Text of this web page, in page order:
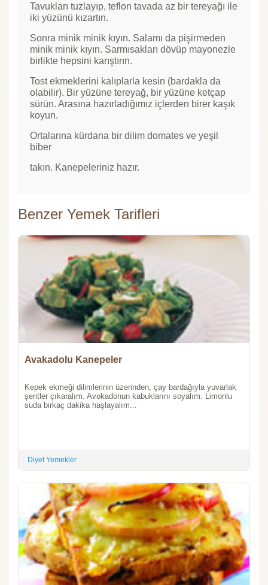
Tavukları tuzlayıp, teflon tavada az bir tereyağı ile
iki yüzünü kızartın.
Sonra minik minik kıyın. Salamı da pişirmeden
minik minik kıyın. Sarmısakları dövüp mayonezle
birlikte hepsini karıştırın.
Tost ekmeklerini kalıplarla kesin (bardakla da
olabilir). Bir yüzüne tereyağ, bir yüzüne ketçap
sürün. Arasına hazırladığımız içlerden birer kaşık
koyun.
Ortalarına kürdana bir dilim domates ve yeşil
biber
takın. Kanepeleriniz hazır.
Benzer Yemek Tarifleri
Avakadolu Kanepeler
Kepek ekmeği dilimlerinin üzerinden, çay bardağıyla yuvarlak
şeritler çıkaralım. Avokadonun kabuklarını soyalım. Limonlu
suda birkaç dakika haşlayalım...
Diyet Yemekler